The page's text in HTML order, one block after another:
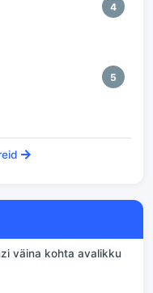
4
5
väina kohta avalikku